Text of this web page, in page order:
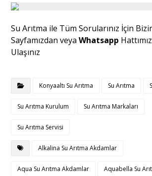
Su Arıtma ile Tüm Sorularınız İçin
Sayfamızdan veyaWhatsapp
Ulaşınız
Konyaaltı Su Arıtma Su Arıtma
Su Arıtma Kurulum Su Arıtma Markaları
Su Arıtma Servisi
Alkalina Su Arıtma Akdamlar
Aqua Su Arıtma Akdamlar Aquabella Su